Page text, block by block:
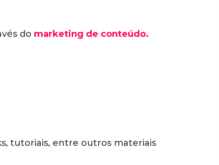
do marketing de conteúdo.
tutoriais, entre outros materiais